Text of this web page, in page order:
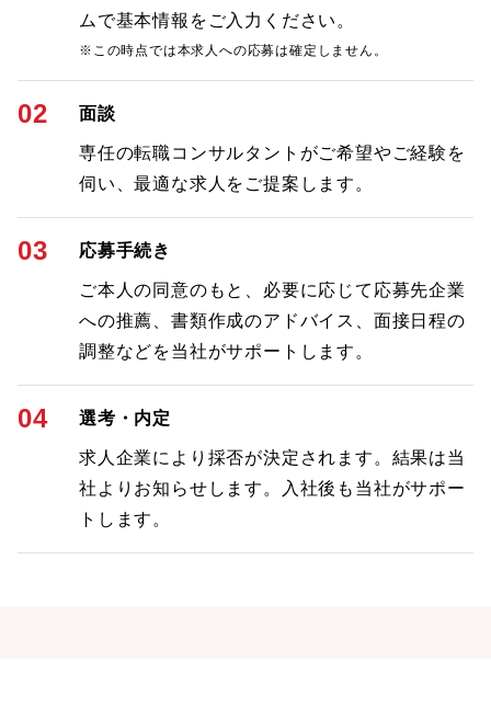
ムで基本情報をご入力ください。
※この時点では本求人への応募は確定しません。
02 面談
専任の転職コンサルタントがご希望やご経験を
伺い、最適な求人をご提案します。
03 応募手続き
ご本人の同意のもと、必要に応じて応募先企業
への推薦、書類作成のアドバイス、面接日程の
調整などを当社がサポートします。
04 選考・内定
求人企業により採否が決定されます。結果は当
社よりお知らせします。入社後も当社がサポー
トします。